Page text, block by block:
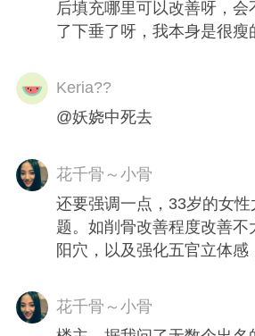
后填充哪里可以改善呀，会
了下垂了呀，我本身是很瘦
Keria??
@妖娆中死去
花千骨～小骨
还要强调一点，33岁的女
题。如削骨改善程度改善不
阳穴，以及强化五官立体感
花千骨～小骨